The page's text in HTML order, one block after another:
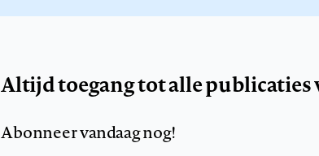
Altijd toegang tot alle publicaties
Abonneer vandaag nog!